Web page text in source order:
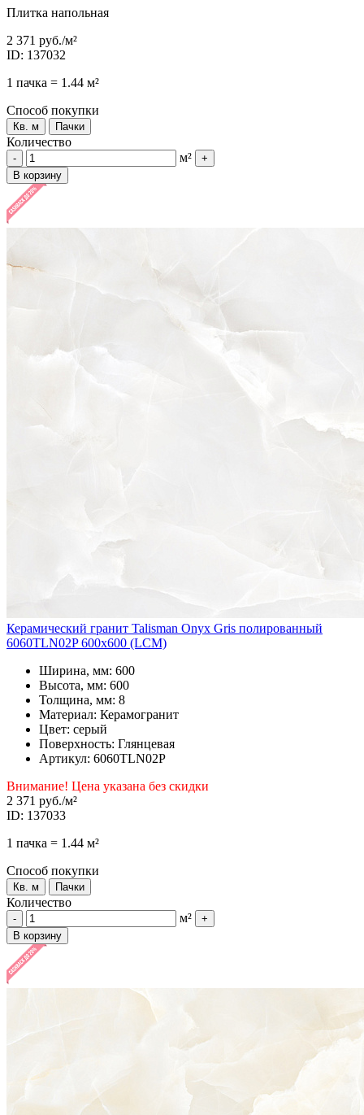
Плитка напольная
2 371 руб./м²
ID: 137032
1 пачка = 1.44 м²
Способ покупки
Кв. м Пачки
Количество
- м²
+
В корзину
Керамический гранит Talisman Onyx Gris полированный
6060TLN02P 600x600 (LCM)
Ширина, мм: 600
Высота, мм: 600
Толщина, мм: 8
Материал: Керамогранит
Цвет: серый
Поверхность: Глянцевая
Артикул: 6060TLN02P
Внимание! Цена указана без скидки
2 371 руб./м²
ID: 137033
1 пачка = 1.44 м²
Способ покупки
Кв. м Пачки
Количество
- м²
+
В корзину